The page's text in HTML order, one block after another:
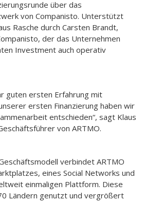
über das
von Companisto. Unterstützt
Rasche durch Carsten Brandt,
der das Unternehmen
Investment auch operativ
guten ersten Erfahrung mit
ersten Finanzierung haben wir
entschieden“, sagt Klaus
von ARTMO.
verbindet ARTMO
eines Social Networks und
einmaligen Plattform. Diese
Ländern genutzt und vergrößert